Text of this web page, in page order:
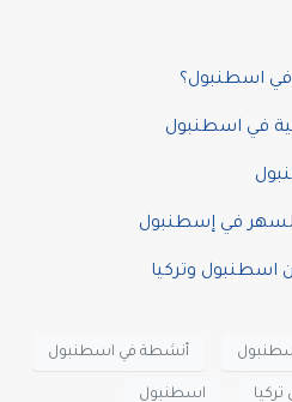
في اسطنبول؟
في اسطنبول
السهر في إسطنبول
اسطنبول وتركيا
أنشطة في اسطنبول
اسطنبول